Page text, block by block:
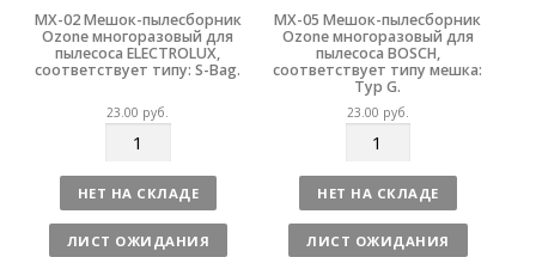
MX-02 Мешок-пылесборник
Ozone многоразовый для
пылесоса ELECTROLUX,
соответствует типу: S-Bag.
23.00 руб.
л
и
ч
НЕТ НА СКЛАДЕ
ЛИСТ ОЖИДАНИЯ
MX-05 Мешок-пылесборник
Ozone многоразовый для
пылесоса BOSCH,
соответствует типу мешка:
Typ G.
23.00 руб.
л
и
ч
НЕТ НА СКЛАДЕ
ЛИСТ ОЖИДАНИЯ